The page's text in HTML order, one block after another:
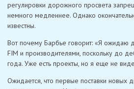
регулировки дорожного просвета
немного медленнее. Однако
известны.
Вот почему Барбье говорит: «Я ожидаю
FIM и производителями, поскольку до
года. Уже есть проекты, но я еще не
Ожидается, что первые поставки новых